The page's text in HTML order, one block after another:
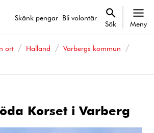
Skänk pengar Bli volontär
Sök Meny
ort Halland
Varbergs kommun
Korset i Varberg